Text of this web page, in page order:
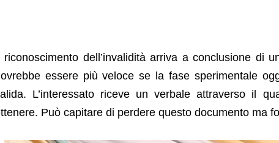
riconoscimento dell’invalidità arriva a conclusione di
essere più veloce se la fase sperimentale
L’interessato riceve un verbale attraverso il
Può capitare di perdere questo documento ma